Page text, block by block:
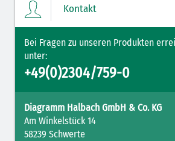
Kontakt
Bei Fragen zu unseren Produkten
unter:
+49(0)2304/759-0
Diagramm Halbach GmbH & Co. KG
Am Winkelstück 14
58239 Schwerte